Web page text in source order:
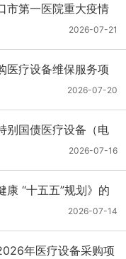
市第一医院重大疫情
护室医疗设备采购项
2026-07-21
医疗设备维保服务项
)（项目编号：GZSY-
告
2026-07-20
别国债医疗设备（电
公告（第二次）2026-07-16
康 “十五五”规划》的
2026-07-14
年医疗设备采购项